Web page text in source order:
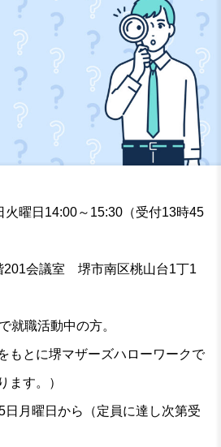
火曜日14:00～15:30（受付13時45
201会議室 堺市南区桃山台1丁1
就職活動中の方。
もとに堺マザーズハローワークで
ます。）
日月曜日から（定員に達し次第受